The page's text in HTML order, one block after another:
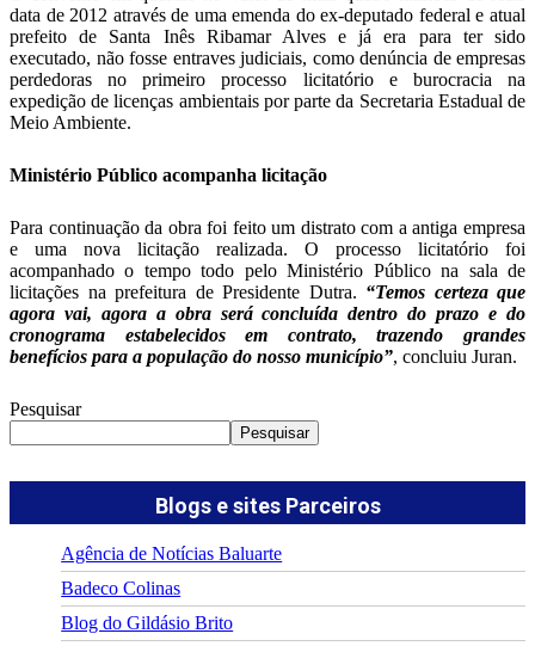
data de 2012 através de uma emenda do ex-deputado federal e atual
prefeito de Santa Inês Ribamar Alves e já era para ter sido
executado, não fosse entraves judiciais, como denúncia de empresas
perdedoras no primeiro processo licitatório e burocracia na
expedição de licenças ambientais por parte da Secretaria Estadual de
Meio Ambiente.
Ministério Público acompanha licitação
Para continuação da obra foi feito um distrato com a antiga empresa
e uma nova licitação realizada. O processo licitatório foi
acompanhado o tempo todo pelo Ministério Público na sala de
licitações na prefeitura de Presidente Dutra. “Temos certeza que
agora vai, agora a obra será concluída dentro do prazo e do
cronograma estabelecidos em contrato, trazendo grandes
benefícios para a população do nosso município”, concluiu Juran.
Pesquisar
Pesquisar
Blogs e sites Parceiros
Agência de Notícias Baluarte
Badeco Colinas
Blog do Gildásio Brito